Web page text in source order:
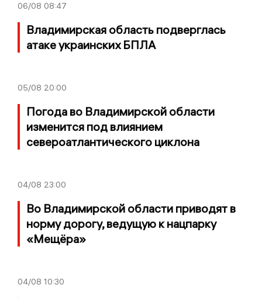
06/08 08:47
Владимирская область подверглась
атаке украинских БПЛА
05/08 20:00
Погода во Владимирской области
изменится под влиянием
североатлантического циклона
04/08 23:00
Во Владимирской области приводят в
норму дорогу, ведущую к нацпарку
«Мещёра»
04/08 10:30